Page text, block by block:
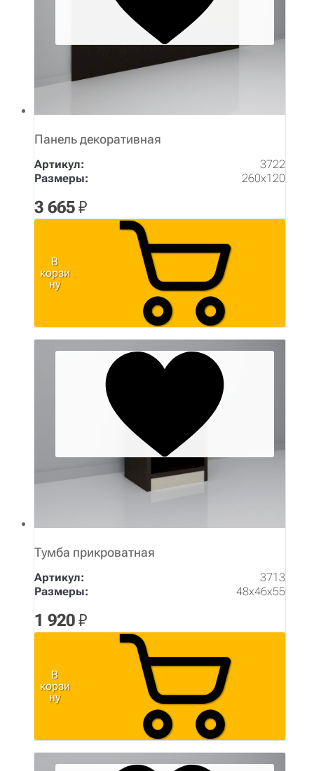
Панель декоративная
Артикул:
3722
Размеры:
260х120
3 665₽
В
корзи
ну
Тумба прикроватная
Артикул:
3713
Размеры:
48х46х55
1 920₽
В
корзи
ну